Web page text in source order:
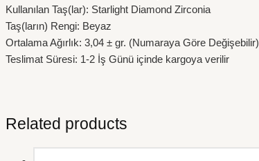
Kullanılan Taş(lar): Starlight Diamond Zirconia
Taş(ların) Rengi: Beyaz
Ortalama Ağırlık: 3,04 ± gr. (Numaraya Göre Değişebilir)
Teslimat Süresi: 1-2 İş Günü içinde kargoya verilir
Related products